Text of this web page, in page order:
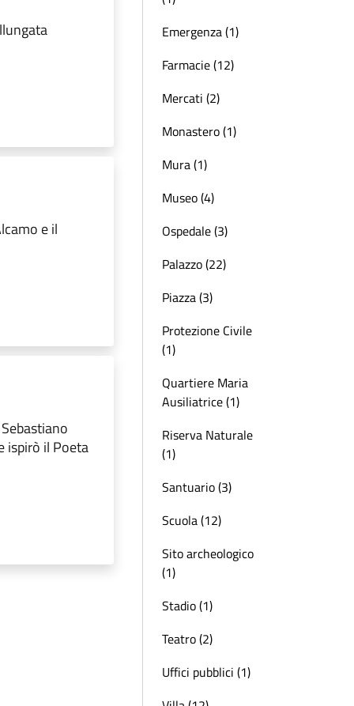
e il
ispirò il Poeta
Emergenza (1)
Farmacie (12)
Mercati (2)
Monastero (1)
Mura (1)
Museo (4)
Ospedale (3)
Palazzo (22)
Piazza (3)
Protezione Civile
(1)
Quartiere Maria
Ausiliatrice (1)
Riserva Naturale
(1)
Santuario (3)
Scuola (12)
Sito archeologico
(1)
Stadio (1)
Teatro (2)
Uffici pubblici (1)